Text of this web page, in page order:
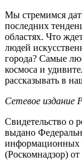
Мы стремимся
последних
областях. Что
людей
города? Самые
космоса и
рассказывать в
Сетевое издание
Свидетельство
выдано
информационных
(Роскомнадзор) от